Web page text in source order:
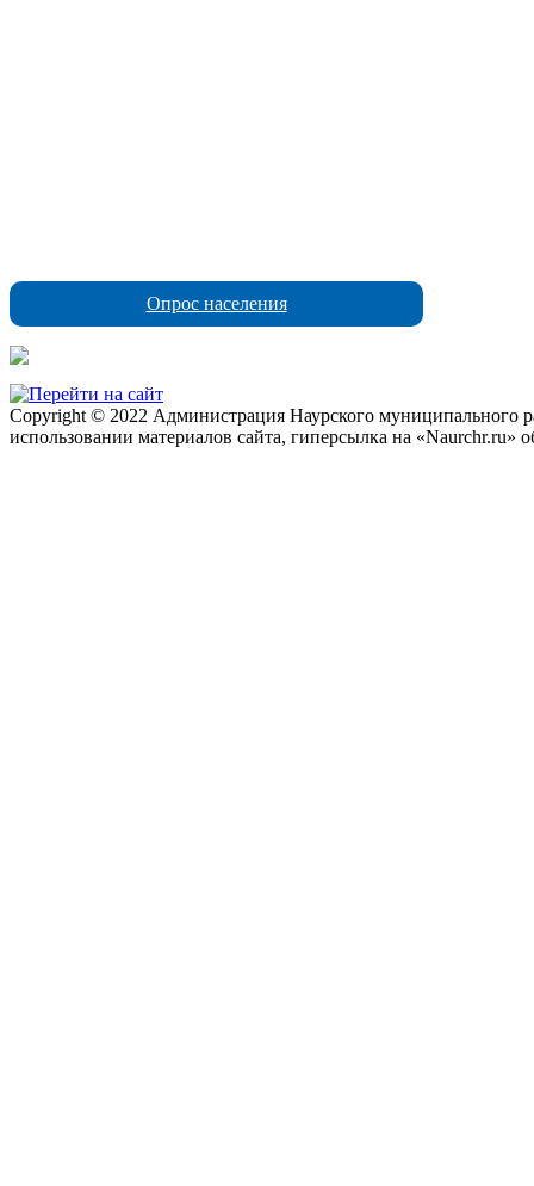
Опрос населения
Copyright © 2022 Администрация Наурского муниципального
использовании материалов сайта, гиперсылка на «Naurchr.ru»